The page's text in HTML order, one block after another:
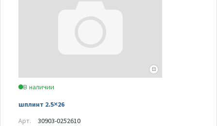
В наличии
шплинт 2.5×26
Арт.
30903-0252610